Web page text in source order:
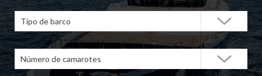
Tipo de barco
Número de camarotes